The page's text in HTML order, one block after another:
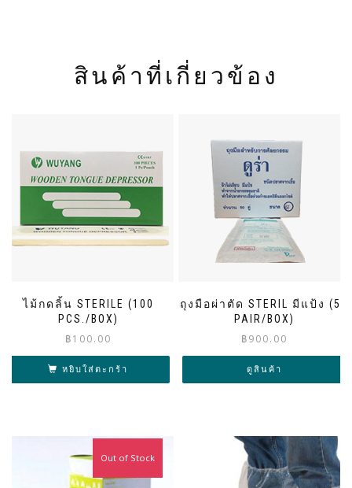
สินค้าที่เกี่ยวข้อง
ไม้กดลิ้น STERILE (100
PCS./BOX)
฿100.00
หยิบใส่ตะกร้า
ถุงมือผ่าตัด STERIL มีแป้ง (50
PAIR/BOX)
฿900.00
ดูสินค้า
Out of Stock